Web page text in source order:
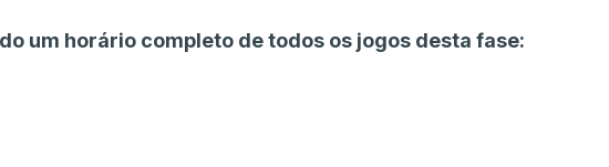
um horário completo de todos os jogos desta fase: